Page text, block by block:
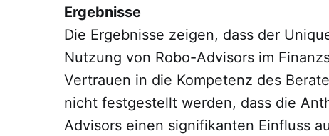
Ergebnisse
Die Ergebnisse zeigen, dass der
Nutzung von Robo-Advisors im
Vertrauen in die Kompetenz des
nicht festgestellt werden, dass die
Advisors einen signifikanten Einfluss